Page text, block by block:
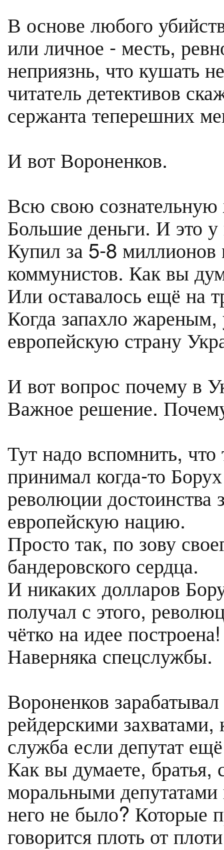
В основе любого
или личное - месть,
неприязнь, что кушать
читатель детективов
сержанта теперешних
И вот Вороненков.
Всю свою сознательную
Большие деньги. И это
Купил за 5-8
коммунистов. Как вы
Или оставалось ещё на
Когда запахло жареным,
европейскую страну
И вот вопрос почему в
Важное решение.
Тут надо вспомнить, что
принимал когда-то
революции
европейскую нацию.
Просто так, по зову
бандеровского сердца.
И никаких долларов
получал с этого,
чётко на идее
Наверняка спецслужбы.
Вороненков
рейдерскими
служба если депутат
Как вы думаете, братья,
моральными
него не было? Которые
говорится плоть от